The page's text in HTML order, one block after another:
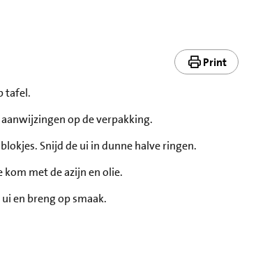
Print
tafel.
op de verpakking.
Snijd de ui in dunne halve ringen.
met de azijn en olie.
en breng op smaak.